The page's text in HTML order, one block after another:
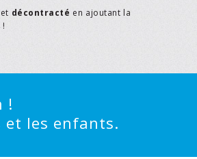
et décontracté en ajoutant la
!
et les enfants.